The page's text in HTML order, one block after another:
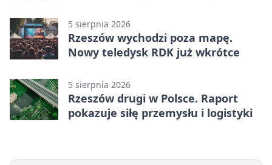
5 sierpnia 2026
Rzeszów wychodzi poza mapę.
Nowy teledysk RDK już wkrótce
5 sierpnia 2026
Rzeszów drugi w Polsce. Raport
pokazuje siłę przemysłu i logistyki